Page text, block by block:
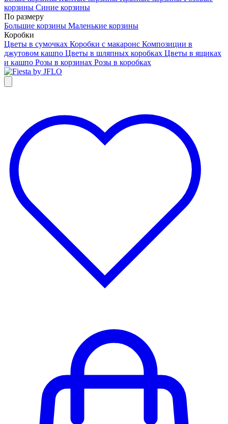
корзины Синие корзины
По размеру
Большие корзины Маленькие корзины
Коробки
Цветы в сумочках Коробки с макаронс Композиции в
джутовом кашпо Цветы в шляпных коробках Цветы в ящиках
и кашпо Розы в корзинах Розы в коробках